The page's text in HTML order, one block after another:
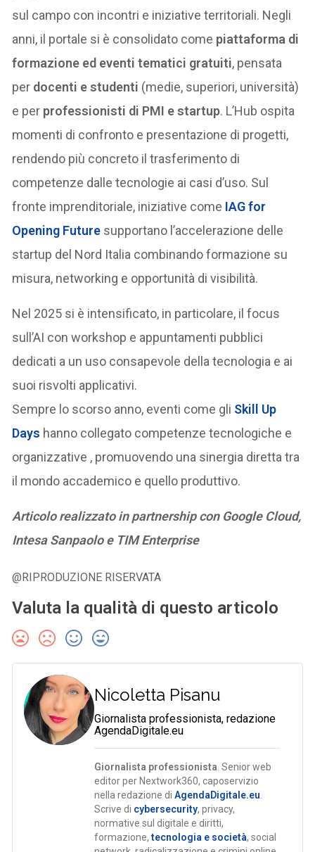
sul campo con incontri e iniziative territoriali. Negli
anni, il portale si è consolidato come piattaforma di
formazione ed eventi tematici gratuiti, pensata
per docenti e studenti (medie, superiori, università)
e per professionisti di PMI e startup. L’Hub ospita
momenti di confronto e presentazione di progetti,
rendendo più concreto il trasferimento di
competenze dalle tecnologie ai casi d’uso. Sul
fronte imprenditoriale, iniziative come IAG for
Opening Future supportano l’accelerazione delle
startup del Nord Italia combinando formazione su
misura, networking e opportunità di visibilità.
Nel 2025 si è intensificato, in particolare, il focus
sull’AI con workshop e appuntamenti pubblici
dedicati a un uso consapevole della tecnologia e ai
suoi risvolti applicativi.
Sempre lo scorso anno, eventi come gli Skill Up
Days hanno collegato competenze tecnologiche e
organizzative , promuovendo una sinergia diretta tra
il mondo accademico e quello produttivo.
Articolo realizzato in partnership con Google Cloud,
Intesa Sanpaolo e TIM Enterprise
@RIPRODUZIONE RISERVATA
Valuta la qualità di questo articolo
Nicoletta Pisanu
Giornalista professionista, redazione
AgendaDigitale.eu
Giornalista professionista . Senior web
editor per Nextwork360, caposervizio
nella redazione diAgendaDigitale.eu
Scrive di cybersecurity, privacy,
normative sul digitale e diritti,
formazione,tecnologia e società, social